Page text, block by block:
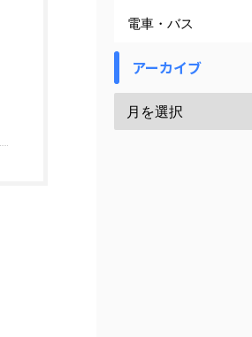
電車・バス
アーカイブ